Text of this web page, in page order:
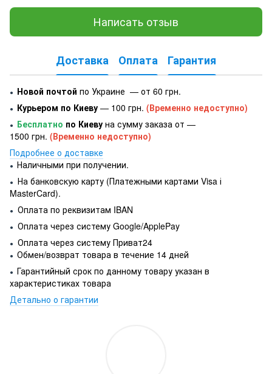
Написать отзыв
Доставка Оплата Гарантия
● Новой почтой по Украине — от 60 грн.
● Курьером по Киеву — 100 грн. (Временно недоступно)
● Бесплатно по Киеву на сумму заказа от —
1500 грн. (Временно недоступно)
Подробнее о доставке
● Наличными при получении.
● На банковскую карту (Платежными картами Visa і
MasterCard).
● Оплата по реквизитам IBAN
● Оплата через систему Google/ApplePay
● Оплата через систему Приват24
● Обмен/возврат товара в течение 14 дней
● Гарантийный срок по данному товару указан в
характеристиках товара
Детально о гарантии